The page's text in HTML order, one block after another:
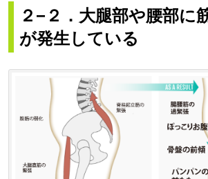
２−２．大腿部や腰部に
が発生している